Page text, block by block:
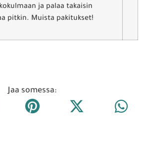
ja palaa takaisin
pitkin. Muista pakitukset!
Jaa somessa: